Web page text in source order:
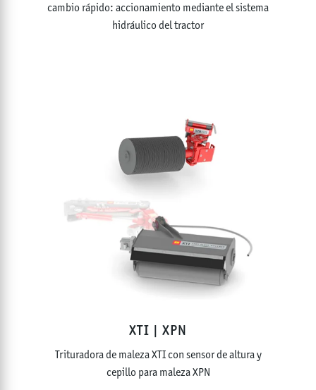
cambio rápido: accionamiento mediante el sistema
hidráulico del tractor
XTI | XPN
Trituradora de maleza XTI con sensor de altura y
cepillo para maleza XPN